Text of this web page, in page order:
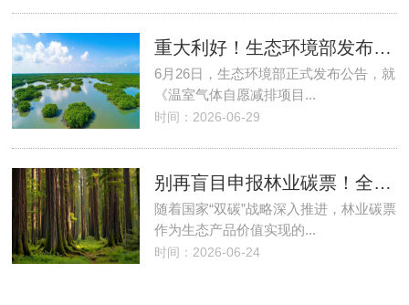
重大利好！生态环境部发布造林、红树林碳汇方法学修订征求意见稿！碳汇项目迎来新机遇
6月26日，生态环境部正式发布公告，就
《温室气体自愿减排项目...
时间：2026-06-29
别再盲目申报林业碳票！全套办理流程、必备材料一次性梳理，少走半年弯路
随着国家“双碳”战略深入推进，林业碳票
作为生态产品价值实现的...
时间：2026-06-24